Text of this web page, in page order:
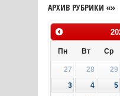
АРХИВ РУБРИКИ «»
Пн Вт Ср
27 28 29
3
4 5